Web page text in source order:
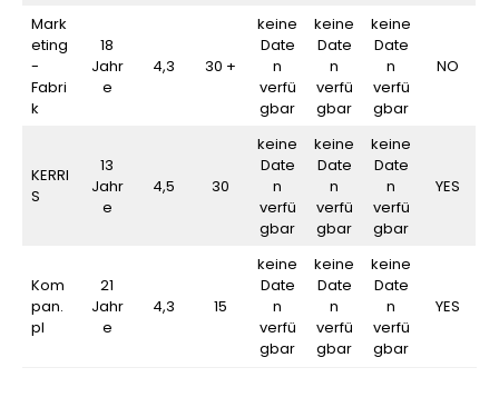
Mark
eting
-
Fabri
k
18
Jahr
e
4,3 30 +
keine
Date
n
verfü
gbar
keine
Date
n
verfü
gbar
keine
Date
n
verfü
gbar
NO
KERRI
S
13
Jahr
e
4,5 30
keine
Date
n
verfü
gbar
keine
Date
n
verfü
gbar
keine
Date
n
verfü
gbar
YES
Kom
pan.
pl
21
Jahr
e
4,3 15
keine
Date
n
verfü
gbar
keine
Date
n
verfü
gbar
keine
Date
n
verfü
gbar
YES